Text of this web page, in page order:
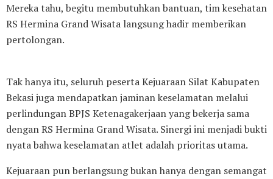
Mereka tahu, begitu membutuhkan bantuan, tim kesehatan
RS Hermina Grand Wisata langsung hadir memberikan
pertolongan.
Tak hanya itu, seluruh peserta Kejuaraan Silat Kabupaten
Bekasi juga mendapatkan jaminan keselamatan melalui
perlindungan BPJS Ketenagakerjaan yang bekerja sama
dengan RS Hermina Grand Wisata. Sinergi ini menjadi bukti
nyata bahwa keselamatan atlet adalah prioritas utama.
Kejuaraan pun berlangsung bukan hanya dengan semangat